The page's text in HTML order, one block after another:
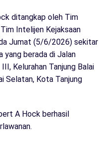
ditangkap oleh Tim
Intelijen Kejaksaan
Jumat (5/6/2026) sekitar
yang berada di Jalan
Kelurahan Tanjung Balai
Selatan, Kota Tanjung
A Hock berhasil